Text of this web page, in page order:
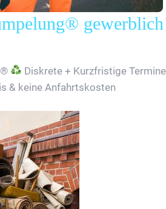
gewerblich
Diskrete + Kurzfristige
& keine Anfahrtskosten